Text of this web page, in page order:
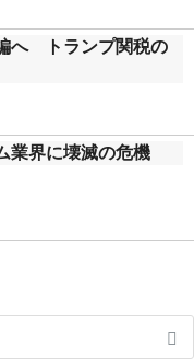
へ トランプ関税の
業界に壊滅の危機